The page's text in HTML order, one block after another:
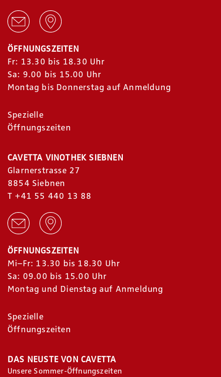
ÖFFNUNGSZEITEN
Fr: 13.30 bis 18.30 Uhr
Sa: 9.00 bis 15.00 Uhr
Montag bis Donnerstag auf Anmeldung
Spezielle
Öffnungszeiten
CAVETTA VINOTHEK SIEBNEN
Glarnerstrasse 27
8854 Siebnen
T +41 55 440 13 88
ÖFFNUNGSZEITEN
Mi–Fr: 13.30 bis 18.30 Uhr
Sa: 09.00 bis 15.00 Uhr
Montag und Dienstag auf Anmeldung
Spezielle
Öffnungszeiten
DAS NEUSTE VON CAVETTA
Unsere Sommer-Öffnungszeiten